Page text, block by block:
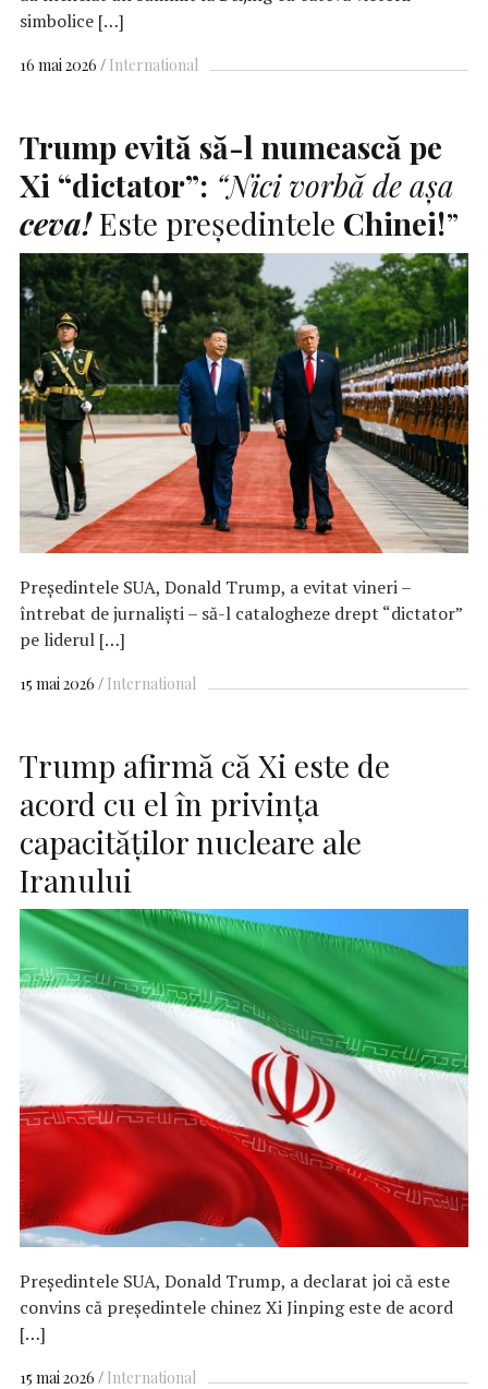
simbolice […]
16 mai 2026 International
Trump evită să-l numească pe
Xi “dictator”: “Nici vorbă de aşa
ceva!Este preşedintele Chinei!”
Preşedintele SUA, Donald Trump, a evitat vineri –
întrebat de jurnalişti – să-l catalogheze drept “dictator”
pe liderul […]
15 mai 2026 International
Trump afirmă că Xi este de
acord cu el în privința
capacităților nucleare ale
Iranului
Președintele SUA, Donald Trump, a declarat joi că este
convins că președintele chinez Xi Jinping este de acord
[…]
15 mai 2026 International